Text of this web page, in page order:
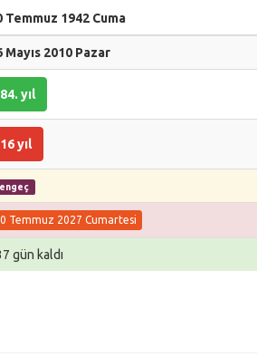
Temmuz 1942 Cuma
Mayıs 2010 Pazar
84. yıl
16 yıl
Temmuz 2027 Cumartesi
gün kaldı